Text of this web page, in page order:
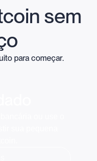
sem
para começar.